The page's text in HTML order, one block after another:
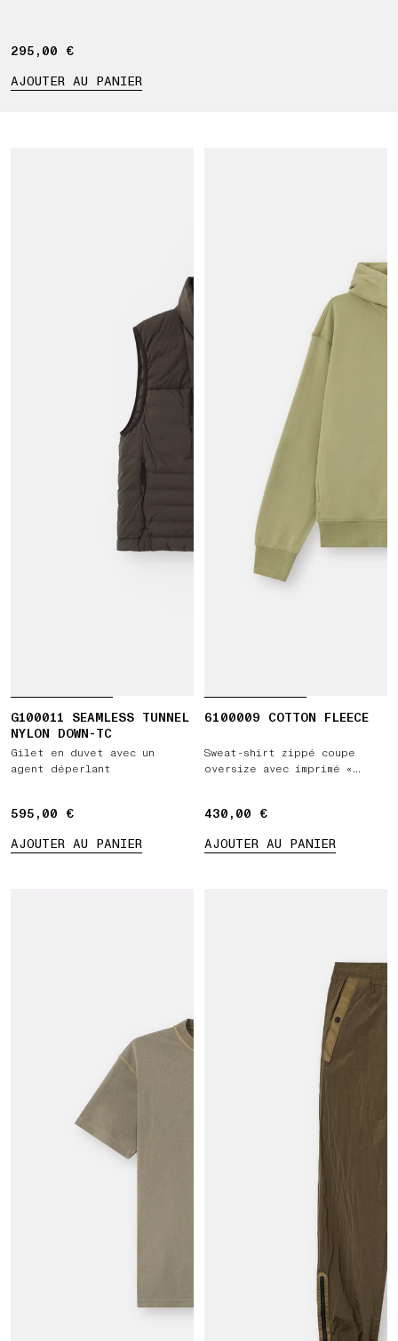
295,00 €
295,00 €
AJOUTER AU PANIER
G100011 SEAMLESS TUNNEL
NYLON DOWN-TC
Gilet en duvet avec un
agent déperlant
595,00 €
595,00 €
AJOUTER AU PANIER
6100009 COTTON FLEECE
Sweat-shirt zippé coupe
oversize avec imprimé «
430,00 €
430,00 €
AJOUTER AU PANIER